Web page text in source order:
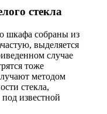
стекла
шкафа собраны из
выделяется
случае
тоже
методом
стекла,
известной